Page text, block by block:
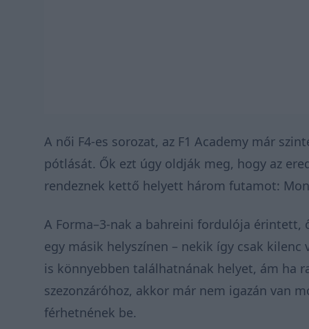
A női F4-es sorozat, az F1 Academy már
pótlását. Ők ezt úgy oldják meg, hogy az
rendeznek kettő helyett három futamot:
A Forma–3-nak a bahreini fordulója
egy másik helyszínen – nekik így csak kilenc
is könnyebben találhatnának helyet, ám ha
szezonzáróhoz, akkor már nem igazán van
férhetnének be.